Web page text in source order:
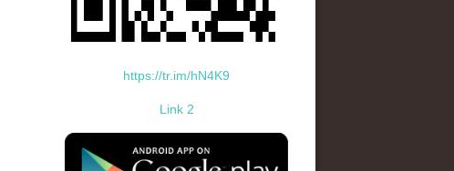
https://tr.im/hN4K9
Link 2
standard-icon-googleplay-app-store.png